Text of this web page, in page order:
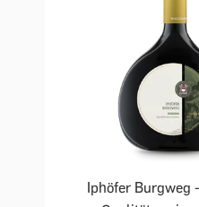
Iphöfer Burgweg